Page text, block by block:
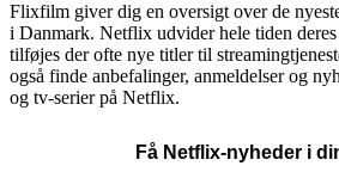
Flixfilm giver dig en oversigt over de
i Danmark. Netflix udvider hele tiden
tilføjes der ofte nye titler til
også finde anbefalinger, anmeldelser og
og tv-serier på Netflix.
Få Netflix-nyheder i